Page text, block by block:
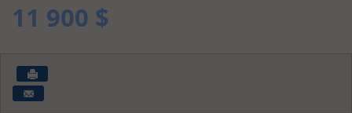
11 900 $